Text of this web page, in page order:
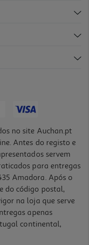
no site Auchan.pt
Antes do registo e
servem
para entregas
Amadora. Após o
do código postal,
na loja que serve
apenas
continental,